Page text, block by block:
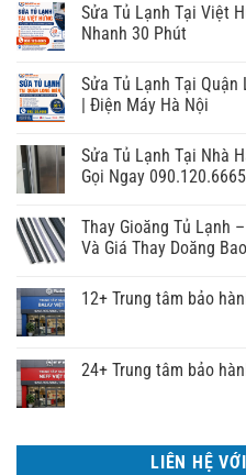
Sửa Tủ Lạnh Tại Việt
Nhanh 30 Phút
Sửa Tủ Lạnh Tại
| Điện Máy Hà Nội
Sửa Tủ Lạnh Tại Nhà
Gọi Ngay 090.120.6665
Thay Gioăng Tủ Lạnh
Và Giá Thay Doăng
12+ Trung tâm bảo
24+ Trung tâm bảo
LIÊN HỆ